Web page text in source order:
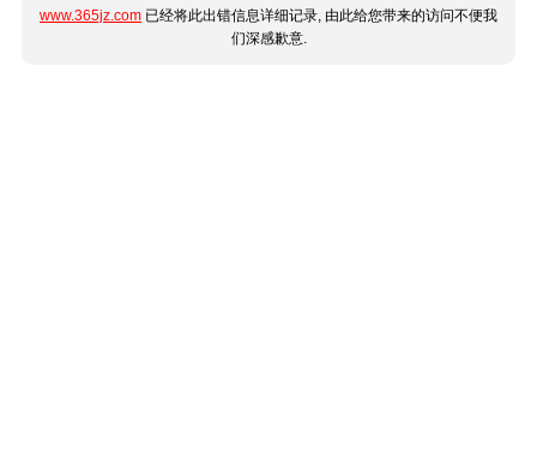
www.365jz.com 已经将此出错信息详细记录, 由此给您带来的访问不便我
们深感歉意.